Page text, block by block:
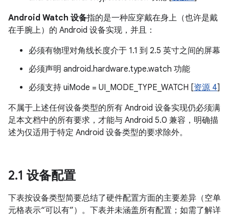
Android Watch 设备指的是一种应穿戴在身上（也许是戴
在手腕上）的 Android 设备实现，并且：
必须有物理对角线长度介于 1.1 到 2.5 英寸之间的屏幕
必须声明 android.hardware.type.watch 功能
必须支持 uiMode = UI_MODE_TYPE_WATCH [资源 4]
不属于上述任何设备类型的所有 Android 设备实现仍必须满
足本文档中的所有要求，才能与 Android 5.0 兼容，明确描
述为仅适用于特定 Android 设备类型的要求除外。
2.1 设备配置
下表按设备类型简要总结了硬件配置方面的主要差异（空单
元格表示“可以有”）。下表并未涵盖所有配置；如需了解详